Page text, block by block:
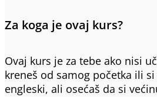
Za koga je ovaj kurs?
Ovaj kurs je za tebe ako nisi
kreneš od samog početka ili
engleski, ali osećaš da si